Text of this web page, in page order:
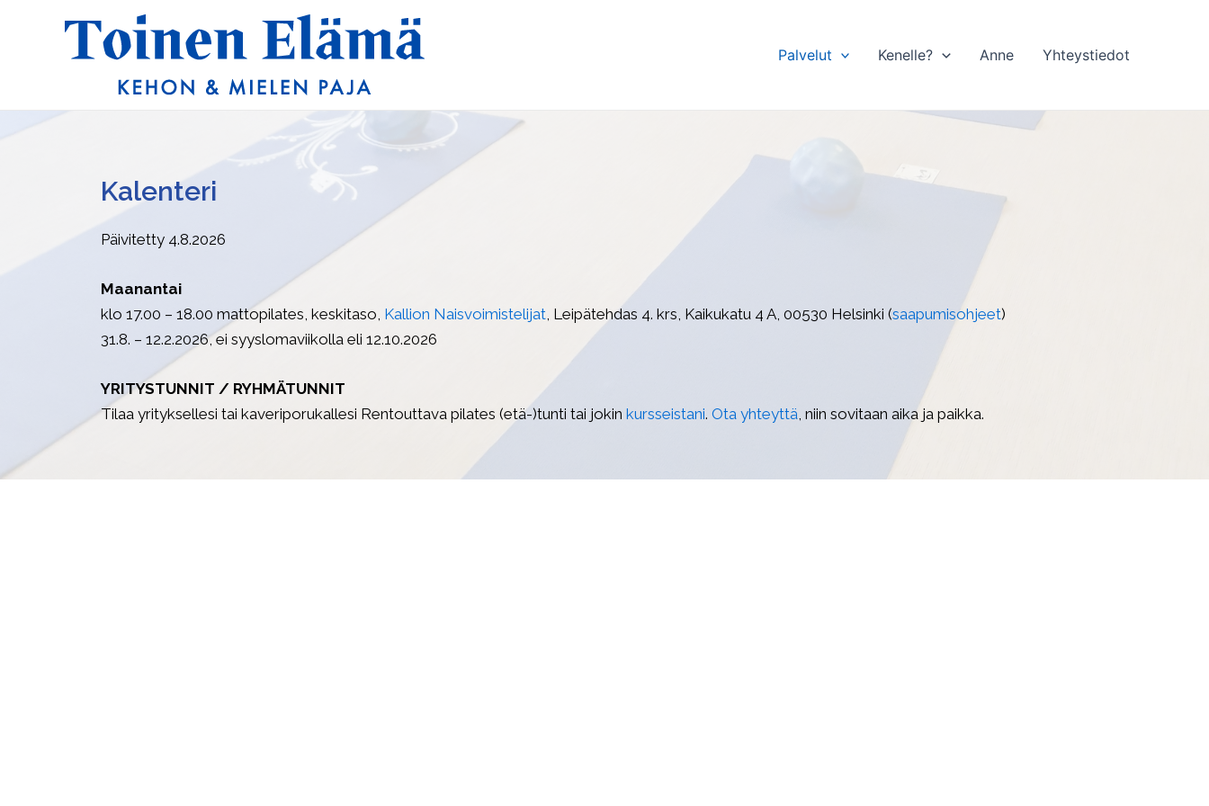
Palvelut
Kenelle? Anne Yhteystiedot
Kalenteri
Päivitetty 4.8.2026
Maanantai
klo 17.00 – 18.00 mattopilates, keskitaso, Kallion Naisvoimistelijat, Leipätehdas 4. krs, Kaikukatu 4 A, 00530 Helsinki (saapumisohjeet)
31.8. – 12.2.2026, ei syyslomaviikolla eli 12.10.2026
YRITYSTUNNIT / RYHMÄTUNNIT
Tilaa yrityksellesi tai kaveriporukallesi Rentouttava pilates (etä-)tunti tai jokin kursseistani. Ota yhteyttä, niin sovitaan aika ja paikka.